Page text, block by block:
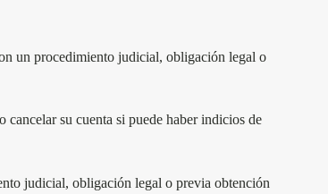
un procedimiento judicial, obligación legal o
cancelar su cuenta si puede haber indicios de
judicial, obligación legal o previa obtención